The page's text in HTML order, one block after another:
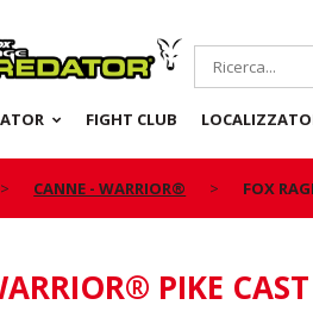
FIGHT CLUB
CANNE - WARRIOR® FOX
PIKE